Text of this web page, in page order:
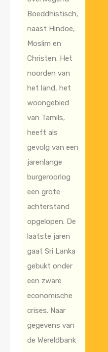
Boeddhistisch,
naast Hindoe,
Moslim en
Christen. Het
noorden van
het land, het
woongebied
van Tamils,
heeft als
gevolg van een
jarenlange
burgeroorlog
een grote
achterstand
opgelopen. De
laatste jaren
gaat Sri Lanka
gebukt onder
een zware
economische
crises. Naar
gegevens van
de Wereldbank